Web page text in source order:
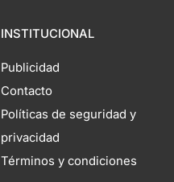
INSTITUCIONAL
Publicidad
Contacto
Políticas de seguridad y
privacidad
Términos y condiciones